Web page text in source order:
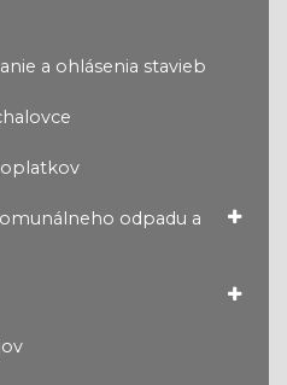
a ohlásenia stavieb
odpadu a